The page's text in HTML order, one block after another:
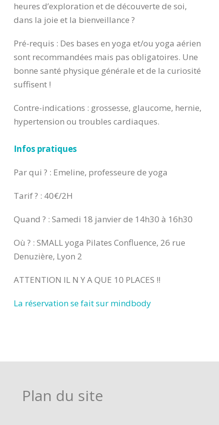
heures d’exploration et de découverte de soi,
dans la joie et la bienveillance ?
Pré-requis : Des bases en yoga et/ou yoga aérien
sont recommandées mais pas obligatoires. Une
bonne santé physique générale et de la curiosité
suffisent !
Contre-indications : grossesse, glaucome, hernie,
hypertension ou troubles cardiaques.
Infos pratiques
Par qui ? : Emeline, professeure de yoga
Tarif ? : 40€/2H
Quand ? : Samedi 18 janvier de 14h30 à 16h30
Où ? : SMALL yoga Pilates Confluence, 26 rue
Denuzière, Lyon 2
ATTENTION IL N Y A QUE 10 PLACES !!
La réservation se fait sur mindbody
Plan du site